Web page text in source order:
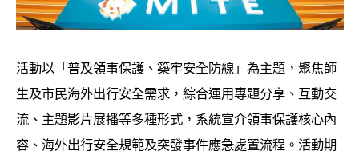
活動以「普及領事保護、築牢安全防線」為主題，聚焦師
生及市民海外出行安全需求，綜合運用專題分享、互動交
流、主題影片展播等多種形式，系統宣介領事保護核心內
容、海外出行安全規範及突發事件應急處置流程。活動期